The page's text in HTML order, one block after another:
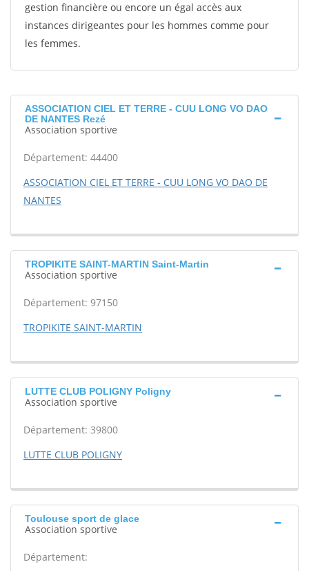
gestion financière ou encore un égal accès aux
instances dirigeantes pour les hommes comme pour
les femmes.
ASSOCIATION CIEL ET TERRE - CUU LONG VO DAO
DE NANTES Rezé
Association sportive
Département: 44400
ASSOCIATION CIEL ET TERRE - CUU LONG VO DAO DE
NANTES
TROPIKITE SAINT-MARTIN Saint-Martin
Association sportive
Département: 97150
TROPIKITE SAINT-MARTIN
LUTTE CLUB POLIGNY Poligny
Association sportive
Département: 39800
LUTTE CLUB POLIGNY
Toulouse sport de glace
Association sportive
Département: